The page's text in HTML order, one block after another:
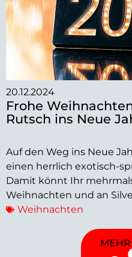
20.12.2024
Frohe
Rutsch ins Neue
Auf den Weg ins Neue
einen herrlich exotisch-
Damit könnt Ihr
Weihnachten und an
Weihnachten